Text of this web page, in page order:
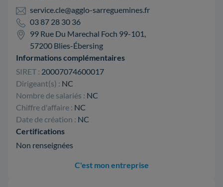
service.cle@agglo-sarreguemines.fr
03 87 28 30 36
99 Rue Du Marechal Foch 99-101,
57200 Blies-Ébersing
Informations complémentaires
SIRET : 20007074600017
Dirigeant(s) : NC
Nombre de salariés : NC
Chiffre d'affaire : NC
Date de création : NC
Certifications
Non renseignées
C'est mon entreprise